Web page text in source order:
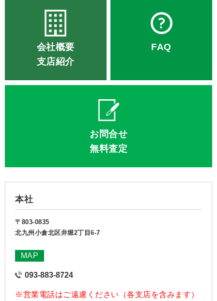
会社概要
支店紹介
FAQ
お問合せ
無料査定
本社
〒803-0835
北九州小倉北区井堀2丁目6-7
MAP
093-883-8724
※営業電話はご遠慮ください（各支店を含みます）